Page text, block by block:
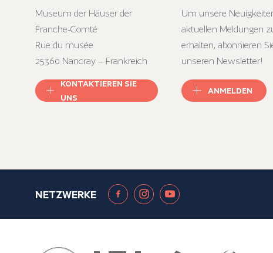
Museum der Häuser der
Franche-Comté
Rue du musée
25360 Nancray – Frankreich
KONTAKTIEREN SIE
UNS
Um unsere
aktuellen Meldungen
erhalten, abonnieren
unseren Newsletter!
ANMELDEN
NETZWERKE